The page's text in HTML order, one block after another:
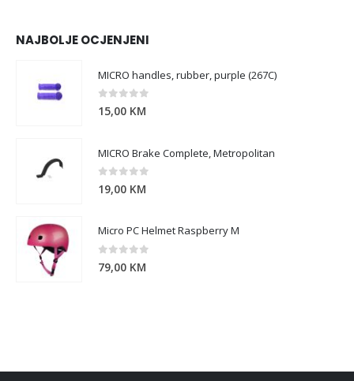
NAJBOLJE OCJENJENI
MICRO handles, rubber, purple (267C)
0out of 5
15,00 KM
MICRO Brake Complete, Metropolitan
0 out of 5
19,00 KM
Micro PC Helmet Raspberry M
0out of 5
79,00 KM